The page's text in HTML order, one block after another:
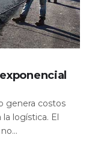
genera costos
logística. El